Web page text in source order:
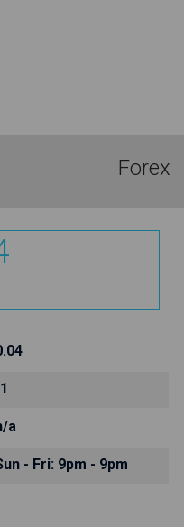
Forex
a
- Fri: 9pm - 9pm